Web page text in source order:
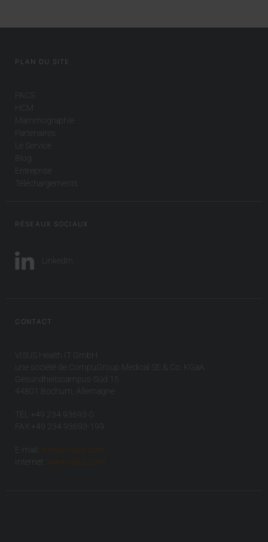
PLAN DU SITE
PACS
HCM
Mammographie
Partenaires
Le Service
Blog
Entreprise
Téléchargements
RÉSEAUX SOCIAUX
LinkedIn
CONTACT
VISUS Health IT GmbH
une société de CompuGroup Medical SE & Co. KGaA
Gesundheitscampus-Süd 15
44801 Bochum, Allemagne
TÉL +49 234 93693-0
FAX +49 234 93693-199
E-mail:
info(at)visus.com
Internet:
www.visus.com